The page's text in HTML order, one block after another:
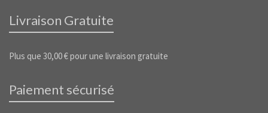
Livraison Gratuite
Plus que 30,00€pour une livraison gratuite
Paiement sécurisé